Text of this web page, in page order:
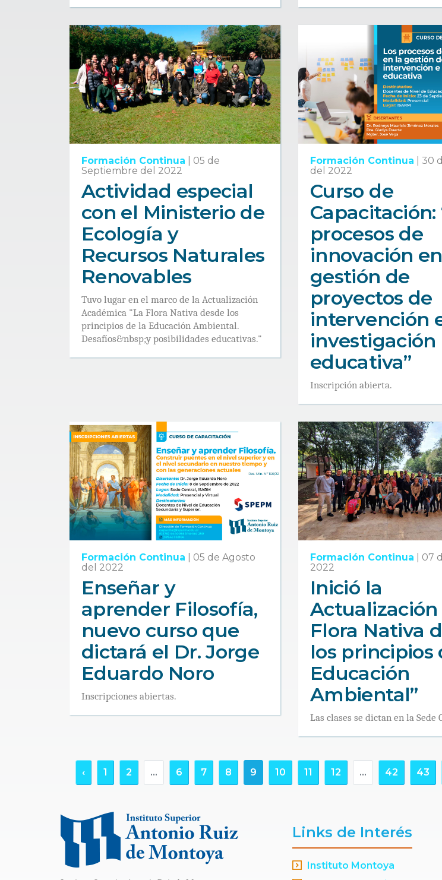
Formación Continua
05 de
Septiembre del 2022
Actividad especial
con el Ministerio de
Ecología y
Recursos Naturales
Renovables
Tuvo lugar en el marco de la Actualización
Académica "La Flora Nativa desde los
principios de la Educación Ambiental.
Desafíos&nbsp;y posibilidades educativas."
Formación Continua
30
del 2022
Curso de
Capacitación:
procesos de
innovación
gestión de
proyectos de
intervención
investigación
educativa”
Inscripción abierta.
Formación Continua
05 de Agosto
del 2022
Enseñar y
aprender Filosofía,
nuevo curso que
dictará el Dr. Jorge
Eduardo Noro
Inscripciones abiertas.
Formación Continua
07
2022
Inició la
Actualización
Flora Nativa
los principios
Educación
Ambiental”
Las clases se dictan en la Sede
‹ 1 2 ... 6 7 8 9 10 11 12 ... 42 43
Links de Interés
Instituto Montoya